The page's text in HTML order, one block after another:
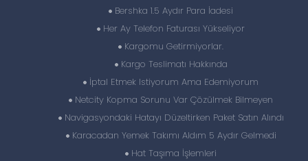
Bershka 1.5 Aydır Para İadesi
Her Ay Telefon Faturası Yükseliyor
Kargomu Getirmiyorlar.
Kargo Teslimatı Hakkında
İptal Etmek Istiyorum Ama Edemiyorum
Netcity Kopma Sorunu Var Çözülmek Bilmeyen
Navigasyondaki Hatayı Düzeltirken Paket Satın Alındı
Karacadan Yemek Takımı Aldım 5 Aydır Gelmedi
Hat Taşıma İşlemleri